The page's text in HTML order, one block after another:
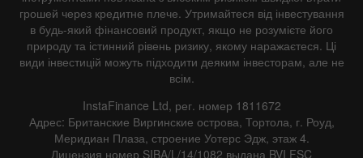
грошей через кредитне плече. Утримайтеся від інвестування
в будь-який фінансовий продукт, якщо не розумієте його
природу та істинний рівень ризику, якому наражаєтеся. Ці
види інвестицій можуть підходити деяким інвесторам, але не
всім.
InstaFinance Ltd, рег. номер 1811672
Адрес: Британские Виргинские острова, Тортола, г. Роуд,
Меридиан Плаза, строение Уотерс Эдж, этаж 4.
Лицензия номер SIBA/L/14/1082 выдана BVI FSC